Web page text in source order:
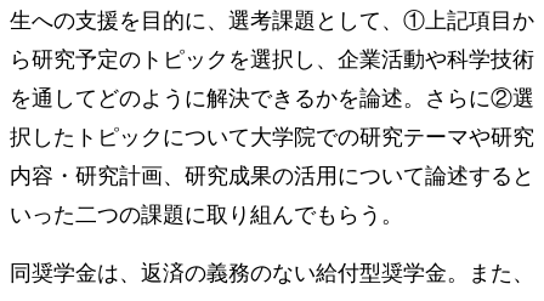
生への支援を目的に、選考課題として、①上記項目か
ら研究予定のトピックを選択し、企業活動や科学技術
を通してどのように解決できるかを論述。さらに②選
択したトピックについて大学院での研究テーマや研究
内容・研究計画、研究成果の活用について論述すると
いった二つの課題に取り組んでもらう。
同奨学金は、返済の義務のない給付型奨学金。また、